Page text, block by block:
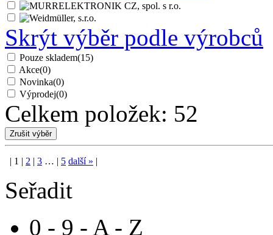
Skrýt výběr podle výrobců
Pouze skladem(15)
Akce(0)
Novinka(0)
Výprodej(0)
Celkem položek: 52
| 1 | 2 | 3 … | 5 další» |
Seřadit
0 - 9 - A - Z